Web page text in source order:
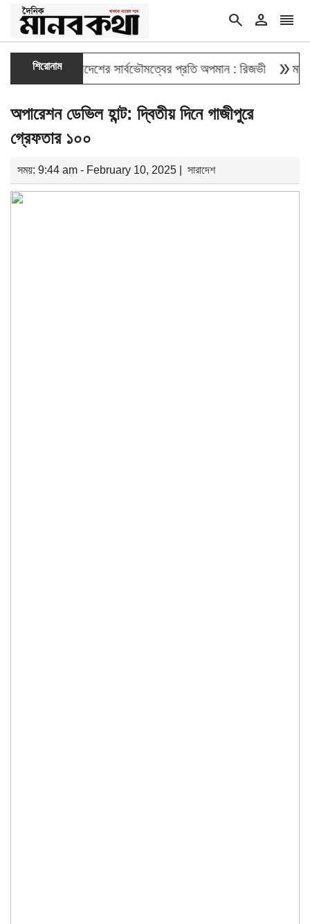
search person reorder
শিরোনাম
বাংলাদেশের সার্বভৌমত্বের প্রতি অপমান : রিজভী double_arrowমাহবুব আলী
অপারেশন ডেভিল হান্ট: দ্বিতীয় দিনে গাজীপুরে
গ্রেফতার ১০০
সময়: 9:44 am - February 10, 2025 | সারাদেশ